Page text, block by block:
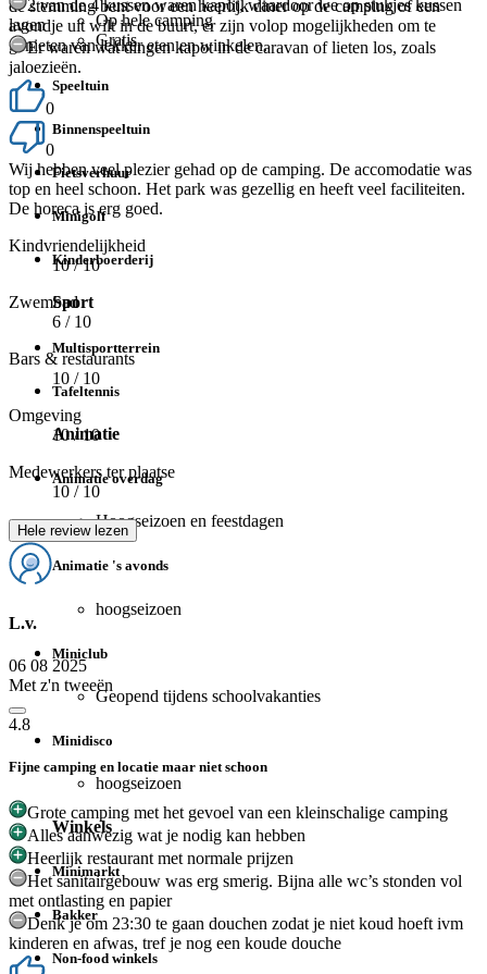
de stemming bent voor een heerlijk diner op de camping of een
avondje uit wilt in de buurt, er zijn volop mogelijkheden om te
genieten van lekker eten en winkelen.
Op hele camping
Gratis
Speeltuin
Binnenspeeltuin
Fietsverhuur
Minigolf
Kinderboerderij
Sport
Multisportterrein
Tafeltennis
Animatie
Animatie overdag
Hoogseizoen en feestdagen
Animatie 's avonds
hoogseizoen
Miniclub
Geopend tijdens schoolvakanties
Minidisco
hoogseizoen
Winkels
Minimarkt
Bakker
Non-food winkels
2 van de 4 kussen waren kapot, waardoor we op stukjes kussen
lagen
Er waren wat dingen kapot in de caravan of lieten los, zoals
jaloezieën.
0
0
Wij hebben veel plezier gehad op de camping. De accomodatie was
top en heel schoon. Het park was gezellig en heeft veel faciliteiten.
De horeca is erg goed.
Kindvriendelijkheid
10/ 10
Zwembad
6 / 10
Bars & restaurants
10 / 10
Omgeving
10/ 10
Medewerkers ter plaatse
10 / 10
Hele review lezen
L.v.
06 08 2025
Met z'n tweeën
4.8
Fijne camping en locatie maar niet schoon
Grote camping met het gevoel van een kleinschalige camping
Alles aanwezig wat je nodig kan hebben
Heerlijk restaurant met normale prijzen
Het sanitairgebouw was erg smerig. Bijna alle wc’s stonden vol
met ontlasting en papier
Denk je om 23:30 te gaan douchen zodat je niet koud hoeft ivm
kinderen en afwas, tref je nog een koude douche